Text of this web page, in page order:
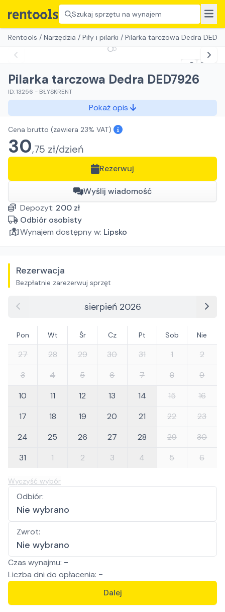
Szukaj sprzętu na wynajem
Rentools / Narzędzia / Piły i pilarki / Pilarka tarczowa Dedra
Pilarka tarczowa Dedra DED7926
ID:13256 - BŁYSKRENT
Pokaż opis
Cena brutto (zawiera 23% VAT)
30,75 zł/dzień
Rezerwuj
Wyślij wiadomość
Depozyt: 200 zł
Odbiór osobisty
Wynajem dostępny w: Lipsko
Rezerwacja
Bezpłatnie zarezerwuj sprzęt
sierpień 2026
Pon Wt Śr Cz Pt Sob Nie
27 28 29 30 31 1
2
3
4 5 6 7 8
9
10
11 12 13 14 15
16
17
18 19 20 21 22
23
24
25 26 27 28 29
30
31
1 2 3 4 5 6
Wyczyść wybór
Odbiór:
Nie wybrano
Zwrot:
Nie wybrano
Czas wynajmu: -
Liczba dni do opłacenia: -
Dalej